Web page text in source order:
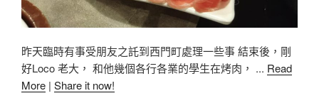
昨天臨時有事受朋友之託到西門町處理一些事 結束後，剛
好Loco 老大， 和他幾個各行各業的學生在烤肉， ... Read
More | Share it now!